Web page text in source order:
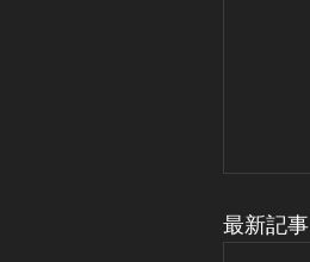
最新記事